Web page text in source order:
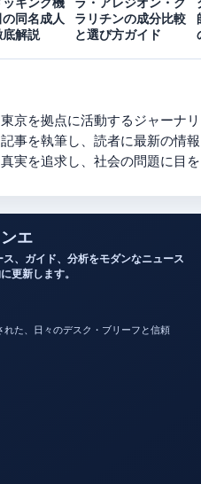
同名成人
解説
ラリチンの成分比較
と選び方ガイド
京を拠点に活動するジャーナ
事を執筆し、読者に最新の情
実を追求し、社会の問題に目
エ
、ガイド、分析をモダンなニュース
更新します。
た、日々のデスク・ブリーフと信頼